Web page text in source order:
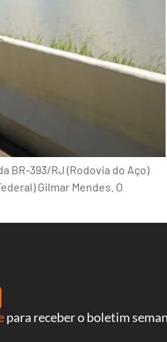
BR-393/RJ (Rodovia do Aço)
Gilmar Mendes. O
para receber o boletim